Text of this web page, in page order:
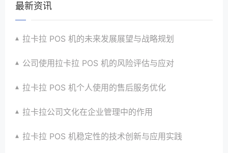
最新资讯
拉卡拉 POS 机的未来发展展望与战略规划
公司使用拉卡拉 POS 机的风险评估与应对
拉卡拉 POS 机个人使用的售后服务优化
拉卡拉公司文化在企业管理中的作用
拉卡拉 POS 机稳定性的技术创新与应用实践